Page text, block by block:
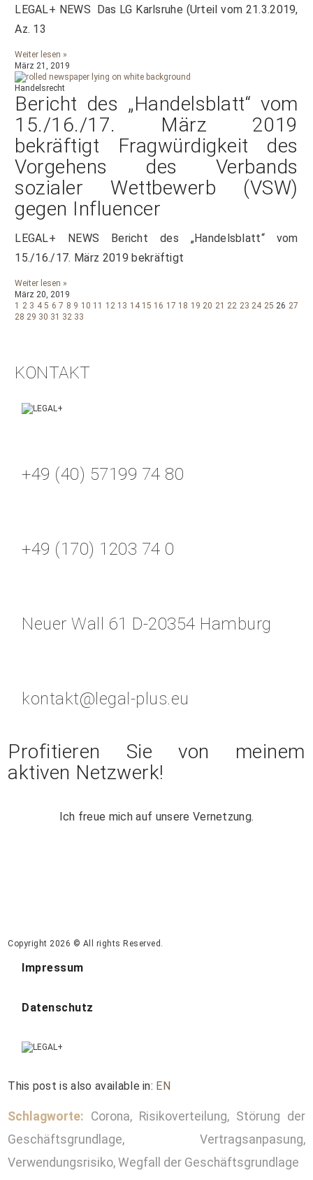
LEGAL+ NEWS Das LG Karlsruhe (Urteil vom 21.3.2019,
Az. 13
Weiter lesen »
März 21, 2019
Handelsrecht
Bericht des „Handelsblatt“ vom
15./16./17. März 2019
bekräftigt Fragwürdigkeit des
Vorgehens des Verbands
sozialer Wettbewerb (VSW)
gegen Influencer
LEGAL+ NEWS Bericht des „Handelsblatt“ vom
15./16./17. März 2019 bekräftigt
Weiter lesen »
März 20, 2019
1
2 3 4 5 6 7 8 9 10 11 12 13 14 15 16 17 18 19 20 21 22 23 24 25 26 27
28 29 30 31 32 33
KONTAKT
+49 (40) 57199 74 80
+49 (170) 1203 74 0
Neuer Wall 61 D-20354 Hamburg
kontakt@legal-plus.eu
Profitieren Sie von meinem
aktiven Netzwerk!
Ich freue mich auf unsere Vernetzung.
Copyright 2026 © All rights Reserved.
Impressum
Datenschutz
This post is also available in: EN
Schlagworte: Corona, Risikoverteilung, Störung der
Geschäftsgrundlage, Vertragsanpasung,
Verwendungsrisiko,Wegfall der Geschäftsgrundlage